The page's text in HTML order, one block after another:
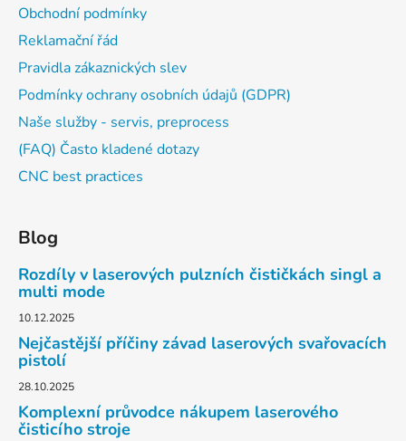
Obchodní podmínky
Reklamační řád
Pravidla zákaznických slev
Podmínky ochrany osobních údajů (GDPR)
Naše služby - servis, preprocess
(FAQ) Často kladené dotazy
CNC best practices
Blog
Rozdíly v laserových pulzních čističkách singl a
multi mode
10.12.2025
Nejčastější příčiny závad laserových svařovacích
pistolí
28.10.2025
Komplexní průvodce nákupem laserového
čisticího stroje